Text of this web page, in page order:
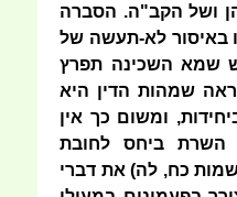
ושל הקב"ה. הסברה
באיסור לא-תעשה של
שמא השכינה תפרץ
שמהות הדין היא
ומשום כך אין
השרת ביחס לחובת
כח, לה) את דברי